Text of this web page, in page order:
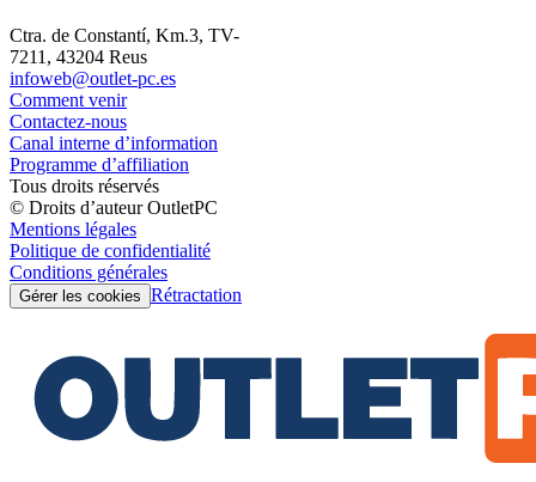
Ctra. de Constantí, Km.3, TV-
7211, 43204 Reus
infoweb@outlet-pc.es
Comment venir
Contactez-nous
Canal interne d’information
Programme d’affiliation
Tous droits réservés
© Droits d’auteur OutletPC
Mentions légales
Politique de confidentialité
Conditions générales
Gérer les cookies Rétractation